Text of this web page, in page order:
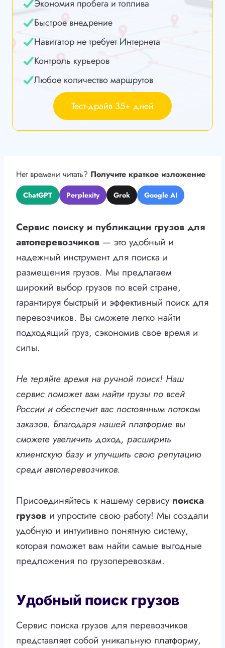
Экономия пробега и топлива
Быстрое внедрение
Навигатор не требует Интернета
Контроль курьеров
Любое количество маршрутов
Тест-драйв 35+ дней
Нет времени читать? Получите краткое изложение
ChatGPT Perplexity Grok Google AI
Сервис поиску и публикации грузов для
автоперевозчиков — это удобный и
надежный инструмент для поиска и
размещения грузов. Мы предлагаем
широкий выбор грузов по всей стране,
гарантируя быстрый и эффективный поиск для
перевозчиков. Вы сможете легко найти
подходящий груз, сэкономив свое время и
силы.
Не теряйте время на ручной поиск! Наш
сервис поможет вам найти грузы по всей
России и обеспечит вас постоянным потоком
заказов. Благодаря нашей платформе вы
сможете увеличить доход, расширить
клиентскую базу и улучшить свою репутацию
среди автоперевозчиков.
Присоединяйтесь к нашему сервису поиска
грузов и упростите свою работу! Мы создали
удобную и интуитивно понятную систему,
которая поможет вам найти самые выгодные
предложения по грузоперевозкам.
Удобный поиск грузов
Сервис поиска грузов для перевозчиков
представляет собой уникальную платформу,